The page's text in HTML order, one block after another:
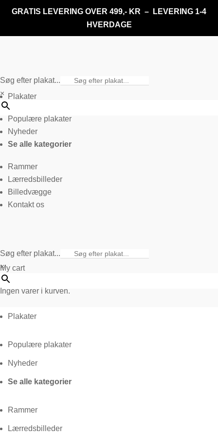
GRATIS LEVERING OVER 499,- KR – LEVERING 1-4
HVERDAGE
Søg efter plakat...
× Plakater
Populære plakater
Nyheder
Se alle kategorier
Rammer
Lærredsbilleder
Billedvægge
Kontakt os
Søg efter plakat...
×
My cart
Ingen varer i kurven.
Plakater
Populære plakater
Nyheder
Se alle kategorier
Rammer
Lærredsbilleder